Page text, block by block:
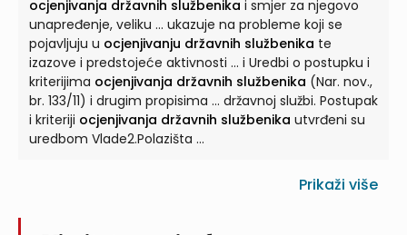
ocjenjivanja državnih službenika i smjer za njegovo
unapređenje, veliku ... ukazuje na probleme koji se
pojavljuju u ocjenjivanju državnih službenika te
izazove i predstojeće aktivnosti ... i Uredbi o postupku i
kriterijima ocjenjivanja državnih službenika (Nar. nov.,
br. 133/11) i drugim propisima ... državnoj službi. Postupak
i kriteriji ocjenjivanja državnih službenika utvrđeni su
uredbom Vlade2.Polazišta ...
Prikaži više